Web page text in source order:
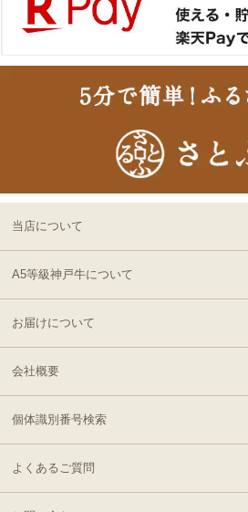
17
07:20:00
栃木県
2026-
08-06
22:23:00
広島県
2026-
08-06
21:40:00
熊本県
2026-
21
21:05:00
22
08-06
栃木県
24
15:51:00
当店について
A5等級神戸牛について
お届けについて
会社概要
個体識別番号検索
よくあるご質問